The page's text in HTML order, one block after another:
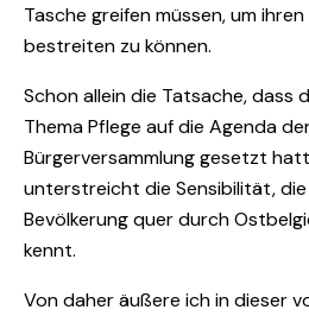
Tasche greifen müssen, um
bestreiten zu können.
Schon allein die Tatsache, dass
Thema Pflege auf die Agenda
Bürgerversammlung gesetzt
unterstreicht die Sensibilität,
Bevölkerung quer durch
kennt.
Von daher äußere ich in dieser